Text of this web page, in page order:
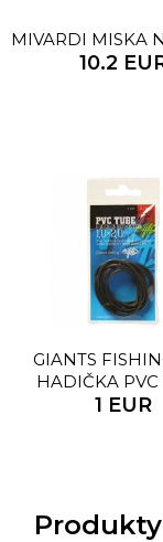
MIVARDI MISKA
10.2
GIANTS
HADIČKA PVC
GREEN/ 1 EUR